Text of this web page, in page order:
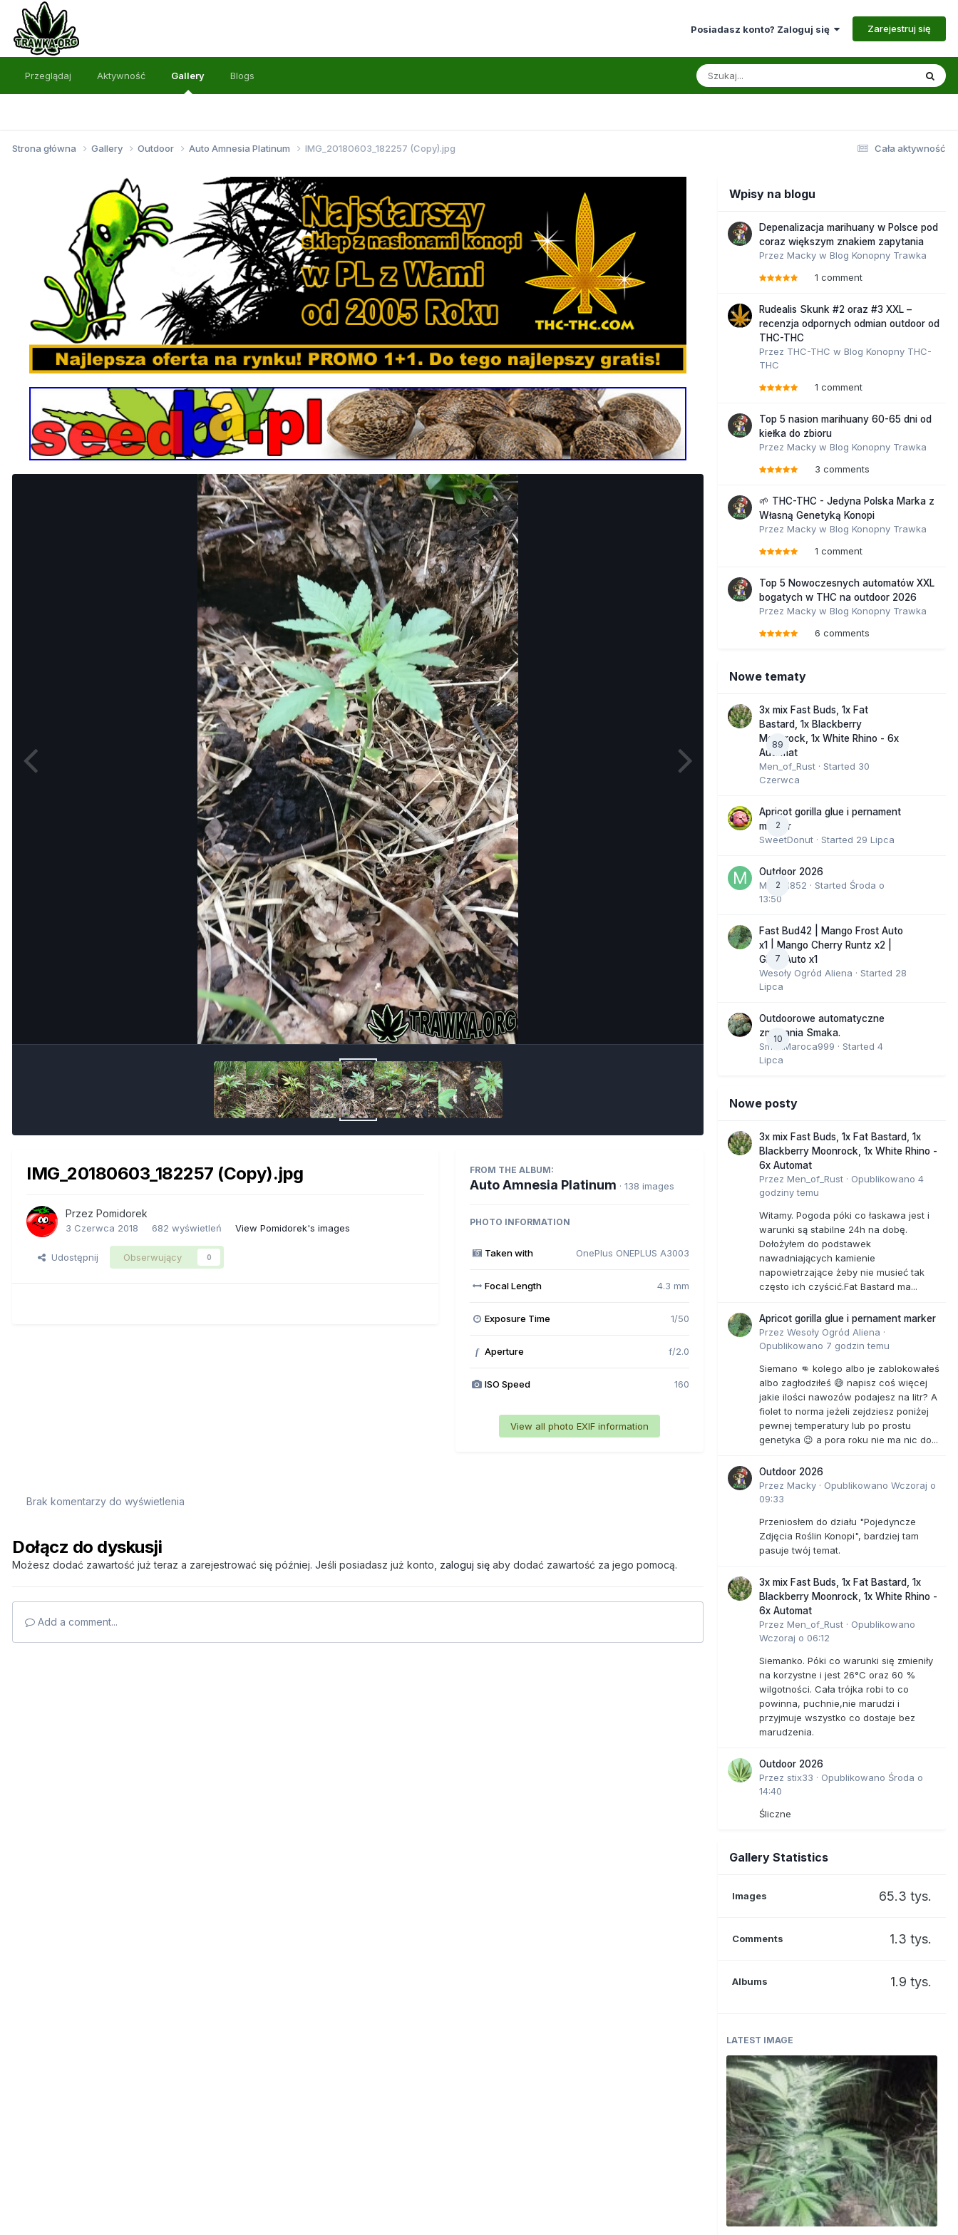
Posiadasz konto? Zaloguj się Zarejestruj się
Przeglądaj Aktywność Gallery Blogs
Cała aktywność
Strona główna Gallery Outdoor Auto Amnesia Platinum IMG_20180603_182257 (Copy).jpg
IMG_20180603_182257 (Copy).jpg
Przez Pomidorek
3 Czerwca 2018 682 wyświetleń View Pomidorek's images
Udostępnij Obserwujący 0
FROM THE ALBUM:
Auto Amnesia Platinum · 138 images
PHOTO INFORMATION
Taken with OnePlus ONEPLUS A3003
Focal Length 4.3 mm
Exposure Time 1/50
f Aperture f/2.0
ISO Speed 160
View all photo EXIF information
Brak komentarzy do wyświetlenia
Dołącz do dyskusji
Możesz dodać zawartość już teraz a zarejestrować się później. Jeśli posiadasz już konto, zaloguj się aby dodać zawartość za jego pomocą.
Add a comment...
Wpisy na blogu
Depenalizacja marihuany w Polsce pod
coraz większym znakiem zapytania
Przez Macky w Blog Konopny Trawka
1 comment
Rudealis Skunk #2 oraz #3 XXL –
recenzja odpornych odmian outdoor od
THC-THC
Przez THC-THC w Blog Konopny THC-
THC
1 comment
Top 5 nasion marihuany 60-65 dni od
kiełka do zbioru
Przez Macky w Blog Konopny Trawka
3 comments
🌱 THC-THC - Jedyna Polska Marka z
Własną Genetyką Konopi
Przez Macky w Blog Konopny Trawka
1 comment
Top 5 Nowoczesnych automatów XXL
bogatych w THC na outdoor 2026
Przez Macky w Blog Konopny Trawka
6 comments
Nowe tematy
89
3x mix Fast Buds, 1x Fat
Bastard, 1x Blackberry
Moonrock, 1x White Rhino - 6x
Automat
Men_of_Rust · Started 30
Czerwca
2
Apricot gorilla glue i pernament
marker
SweetDonut · Started 29 Lipca
2
Outdoor 2026
Marcel852 · Started Środa o
13:50
7
Fast Bud42 | Mango Frost Auto
x1 | Mango Cherry Runtz x2 |
GMO Auto x1
Wesoły Ogród Aliena · Started 28
Lipca
10
Outdoorowe automatyczne
zmagania Smaka.
SmakMaroca999 · Started 4
Lipca
Nowe posty
3x mix Fast Buds, 1x Fat Bastard, 1x
Blackberry Moonrock, 1x White Rhino -
6x Automat
Przez Men_of_Rust · Opublikowano 4
godziny temu
Witamy. Pogoda póki co łaskawa jest i
warunki są stabilne 24h na dobę.
Dołożyłem do podstawek
nawadniających kamienie
napowietrzające żeby nie musieć tak
często ich czyścić.Fat Bastard ma...
Apricot gorilla glue i pernament marker
Przez Wesoły Ogród Aliena ·
Opublikowano 7 godzin temu
Siemano 👊 kolego albo je zablokowałeś
albo zagłodziłeś 😅 napisz coś więcej
jakie ilości nawozów podajesz na litr? A
fiolet to norma jeżeli zejdziesz poniżej
pewnej temperatury lub po prostu
genetyka 😉 a pora roku nie ma nic do...
Outdoor 2026
Przez Macky · Opublikowano Wczoraj o
09:33
Przeniosłem do działu "Pojedyncze
Zdjęcia Roślin Konopi", bardziej tam
pasuje twój temat.
3x mix Fast Buds, 1x Fat Bastard, 1x
Blackberry Moonrock, 1x White Rhino -
6x Automat
Przez Men_of_Rust · Opublikowano
Wczoraj o 06:12
Siemanko. Póki co warunki się zmieniły
na korzystne i jest 26°C oraz 60 %
wilgotności. Cała trójka robi to co
powinna, puchnie,nie marudzi i
przyjmuje wszystko co dostaje bez
marudzenia.
Outdoor 2026
Przez stix33 · Opublikowano Środa o
14:40
Śliczne
Gallery Statistics
Images 65.3 tys.
Comments 1.3 tys.
Albums 1.9 tys.
LATEST IMAGE